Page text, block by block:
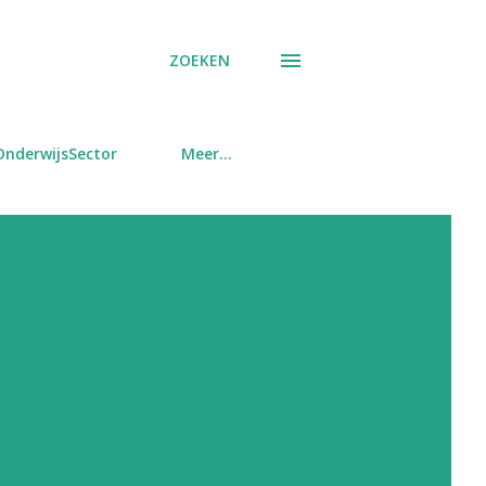
ZOEKEN
Meer…